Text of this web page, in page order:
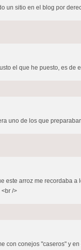
un sitio en el blog por
el que he puesto, es de
uno de los que
este arroz me recordaba
<br />
con conejos "caseros" y